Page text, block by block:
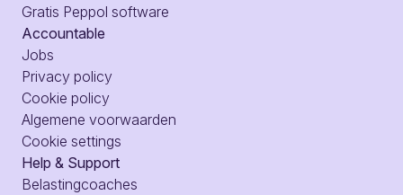
Gratis Peppol software
Accountable
Jobs
Privacy policy
Cookie policy
Algemene voorwaarden
Cookie settings
Help & Support
Belastingcoaches